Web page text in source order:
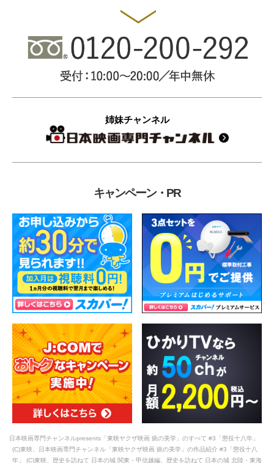
姉妹チャンネル
キャンペーン・PR
日本映画専門チャンネルpresents「東映ヤクザ映画 疵の美学」のすべて #3「懲役十八年」
(C)東映、日本映画専門チャンネル「東映ヤクザ映画 疵の美学」の作品紹介 #3「懲役十八
年」 (C)東映、歴史を訪ねて 日本の城 関東・甲信越編、歴史を訪ねて 日本の城 北陸・東海